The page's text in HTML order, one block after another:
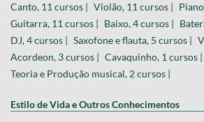
Canto, 11 cursos | Violão, 11 cursos |
Guitarra, 11 cursos |
Baixo, 4 cursos |
DJ, 4 cursos |
Saxofone e flauta, 5 cursos |
Acordeon, 3 cursos |
Cavaquinho, 1 cursos |
Teoria e Produção musical, 2 cursos |
Estilo de Vida e Outros Conhecimentos